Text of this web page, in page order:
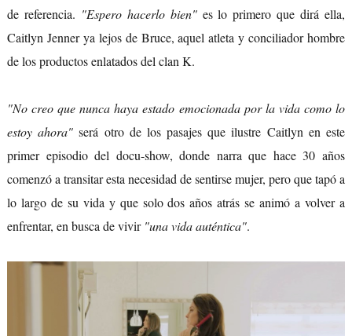
de referencia. "Espero hacerlo bien"es lo primero que dirá ella,
Caitlyn Jenner ya lejos de Bruce, aquel atleta y conciliador hombre
de los productos enlatados del clan K.
"No creo que nunca haya estado emocionada por la vida como lo
estoy ahora" será otro de los pasajes que ilustre Caitlyn en este
primer episodio del docu-show, donde narra que hace 30 años
comenzó a transitar esta necesidad de sentirse mujer, pero que tapó a
lo largo de su vida y que solo dos años atrás se animó a volver a
enfrentar, en busca de vivir "una vida auténtica".